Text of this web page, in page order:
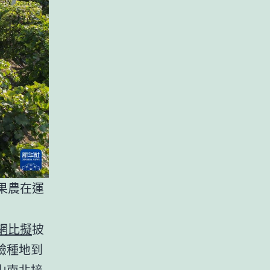
農在運
比擬披
種地到